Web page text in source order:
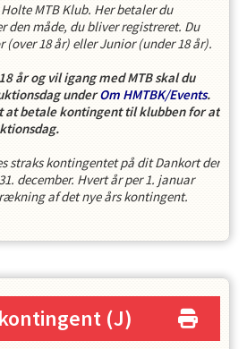
MTB Klub. Her betaler du
den måde, du bliver registreret. Du
18 år) eller Junior (under 18 år).
år og vil igang med MTB skal du
underOm HMTBK/Events.
at betale kontingent til klubben for at
straks kontingentet på dit Dankort der
december. Hvert år per 1. januar
af det nye års kontingent.
(J)